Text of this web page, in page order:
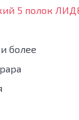
и более